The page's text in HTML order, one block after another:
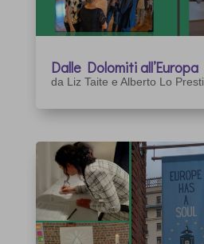
Dalle Dolomiti all’Europa
da Liz Taite e Alberto Lo Presti